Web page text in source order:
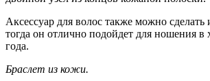
Аксессуар для волос также можно сделать
тогда он отлично подойдет для ношения в
года.
Браслет из кожи.